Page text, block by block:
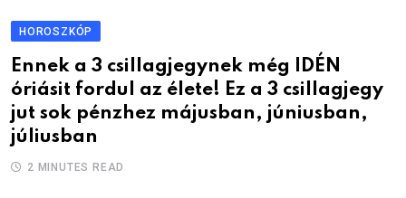
HOROSZKÓP
Ennek a 3 csillagjegynek még IDÉN
óriásit fordul az élete! Ez a 3 csillagjegy
jut sok pénzhez májusban, júniusban,
júliusban
2 MINUTES READ